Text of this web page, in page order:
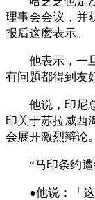
理事会会议，并
报后这麽表示。
他表示，一旦
有问题都得到友
他说，印尼总
印关于苏拉威西
会展开激烈辩论。
“马印条约遭
●他说：「这